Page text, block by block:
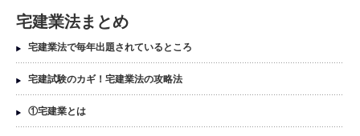
宅建業法まとめ
宅建業法で毎年出題されているところ
宅建試験のカギ！宅建業法の攻略法
①宅建業とは